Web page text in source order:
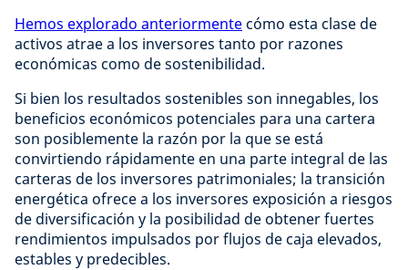
Hemos explorado anteriormentecómo esta clase de
activos atrae a los inversores tanto por razones
económicas como de sostenibilidad.
Si bien los resultados sostenibles son innegables, los
beneficios económicos potenciales para una cartera
son posiblemente la razón por la que se está
convirtiendo rápidamente en una parte integral de las
carteras de los inversores patrimoniales; la transición
energética ofrece a los inversores exposición a riesgos
de diversificación y la posibilidad de obtener fuertes
rendimientos impulsados por flujos de caja elevados,
estables y predecibles.